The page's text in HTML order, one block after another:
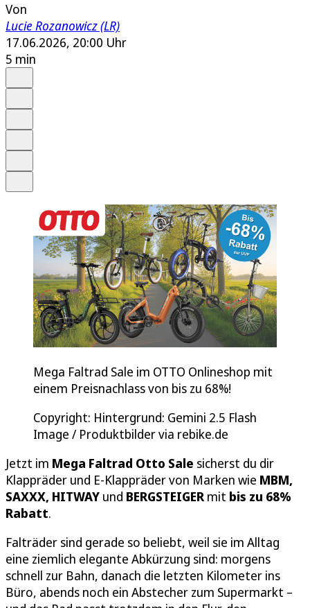
Von
Lucie Rozanowicz (LR)
17.06.2026, 20:00 Uhr
5 min
Mega Faltrad Sale im OTTO Onlineshop mit
einem Preisnachlass von bis zu 68%!
Copyright: Hintergrund: Gemini 2.5 Flash
Image / Produktbilder via rebike.de
Jetzt im Mega Faltrad Otto Sale sicherst du dir
Klappräder und E-Klappräder von Marken wie MBM,
SAXXX, HITWAY und BERGSTEIGER mit bis zu 68%
Rabatt.
Falträder sind gerade so beliebt, weil sie im Alltag
eine ziemlich elegante Abkürzung sind: morgens
schnell zur Bahn, danach die letzten Kilometer ins
Büro, abends noch ein Abstecher zum Supermarkt –